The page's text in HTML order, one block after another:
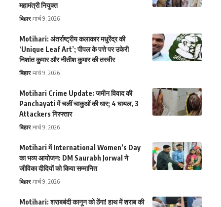
महामंत्री नियुक्त
बिहार मार्च 9, 2026
Motihari: अंतर्राष्ट्रीय कलाकार मधुरेंद्र की
‘Unique Leaf Art’; पीपल के पत्ते पर उकेरी
निशांत कुमार और नीतीश कुमार की तस्वीर
बिहार मार्च 9, 2026
Motihari Crime Update: जमीन विवाद की
Panchayati में चलीं चाकुओं की धार; 4 घायल, 3
Attackers गिरफ्तार
बिहार मार्च 9, 2026
Motihari में International Women’s Day
का भव्य आयोजन: DM Saurabh Jorwal ने
जीविका दीदियों को किया सम्मानित
बिहार मार्च 9, 2026
Motihari: शराबबंदी कानून को ठेंगा! हाथ में शराब की